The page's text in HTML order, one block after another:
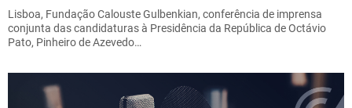
Lisboa, Fundação Calouste Gulbenkian, conferência de imprensa
conjunta das candidaturas à Presidência da República de Octávio
Pato, Pinheiro de Azevedo…